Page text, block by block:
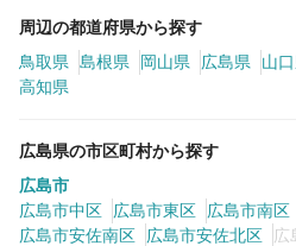
美容師スタイリスト
カラーリスト
講師・インストラクター
周辺の都道府県から探す
鳥取県
島根県 岡山県 広島県 山
高知県
広島県の市区町村から探す
広島市
広島市中区
広島市東区 広島市南区
広島市安佐南区
広島市安佐北区 広